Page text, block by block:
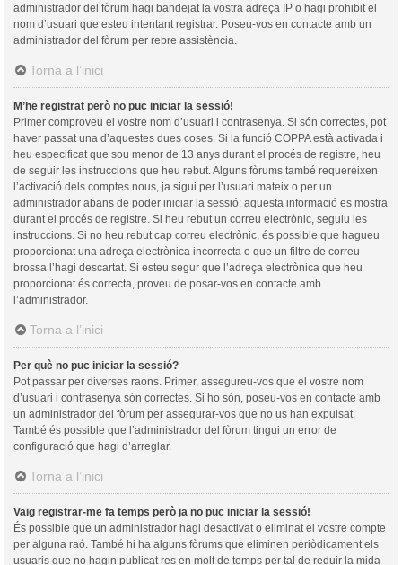
administrador del fòrum hagi bandejat la vostra adreça IP o hagi prohibit el
nom d’usuari que esteu intentant registrar. Poseu-vos en contacte amb un
administrador del fòrum per rebre assistència.
Torna a l’inici
M’he registrat però no puc iniciar la sessió!
Primer comproveu el vostre nom d’usuari i contrasenya. Si són correctes, pot
haver passat una d’aquestes dues coses. Si la funció COPPA està activada i
heu especificat que sou menor de 13 anys durant el procés de registre, heu
de seguir les instruccions que heu rebut. Alguns fòrums també requereixen
l’activació dels comptes nous, ja sigui per l’usuari mateix o per un
administrador abans de poder iniciar la sessió; aquesta informació es mostra
durant el procés de registre. Si heu rebut un correu electrònic, seguiu les
instruccions. Si no heu rebut cap correu electrònic, és possible que hagueu
proporcionat una adreça electrònica incorrecta o que un filtre de correu
brossa l’hagi descartat. Si esteu segur que l’adreça electrònica que heu
proporcionat és correcta, proveu de posar-vos en contacte amb
l’administrador.
Torna a l’inici
Per què no puc iniciar la sessió?
Pot passar per diverses raons. Primer, assegureu-vos que el vostre nom
d’usuari i contrasenya són correctes. Si ho són, poseu-vos en contacte amb
un administrador del fòrum per assegurar-vos que no us han expulsat.
També és possible que l’administrador del fòrum tingui un error de
configuració que hagi d’arreglar.
Torna a l’inici
Vaig registrar-me fa temps però ja no puc iniciar la sessió!
És possible que un administrador hagi desactivat o eliminat el vostre compte
per alguna raó. També hi ha alguns fòrums que eliminen periòdicament els
usuaris que no hagin publicat res en molt de temps per tal de reduir la mida